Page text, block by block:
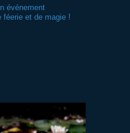
événement
féerie et de magie !